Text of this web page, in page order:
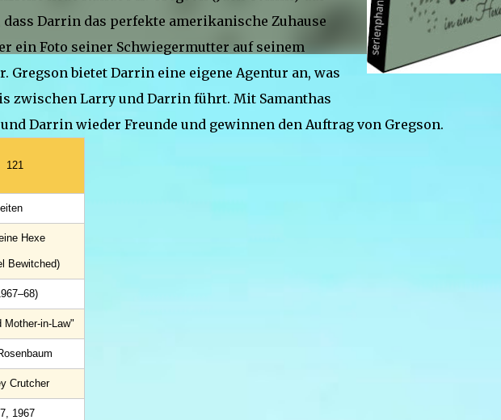
dass Darrin das perfekte amerikanische Zuhause
ein Foto seiner Schwiegermutter auf seinem
Gregson bietet Darrin eine eigene Agentur an, was
zwischen Larry und Darrin führt. Mit Samanthas
Darrin wieder Freunde und gewinnen den Auftrag von Gregson.
121
Hexe
Bewitched)
Mother-in-Law"
Crutcher
1967